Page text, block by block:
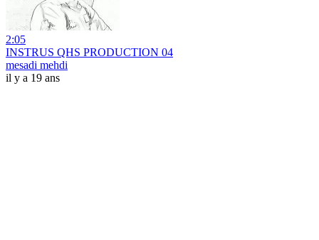
2:05
INSTRUS QHS PRODUCTION 04
mesadi mehdi
il y a 19 ans